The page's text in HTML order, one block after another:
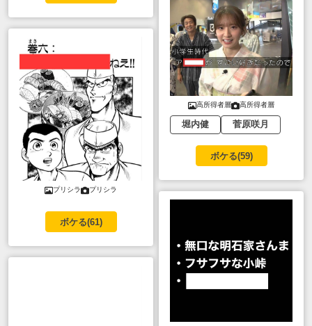
プリシラ プリシラ
ボケる(61)
高所得者層 高所得者層
堀内健 菅原咲月
ボケる(59)